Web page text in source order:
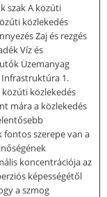
szak A közúti
közlekedés
Zaj és rezgés
Víz és
Üzemanyag
Infrastruktúra 1.
közúti közlekedés
mára a közlekedés
fontos szerepe van a
koncentrációja az
képességétől
a szmog